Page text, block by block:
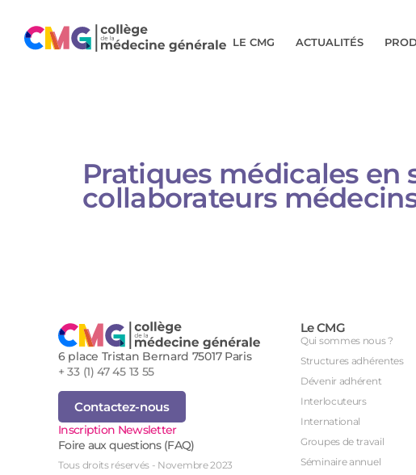
LE CMG ACTUALITÉS
Pratiques médicales en
collaborateurs
6 place Tristan Bernard 75017 Paris
+ 33 (1) 47 45 13 55
Contactez-nous
Inscription Newsletter
Foire aux questions (FAQ)
Tous droits réservés - Novembre 2023
Le CMG
Qui sommes nous ?
Structures adhérentes
Dévenir adhérent
Interlocuteurs
International
Groupes de travail
Séminaire annuel